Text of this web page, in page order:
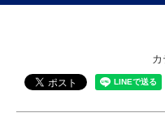
研究・産学官連携
国際交流